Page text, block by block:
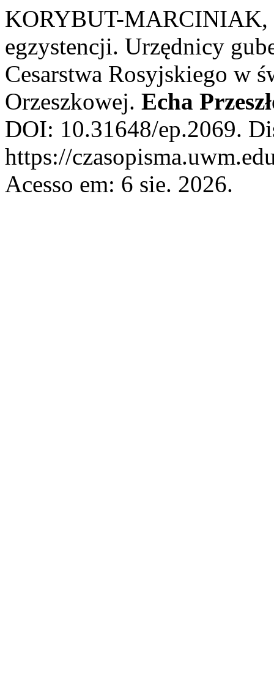
KORYBUT-MARCINIAK,
egzystencji. Urzędnicy
Cesarstwa Rosyjskiego w
Orzeszkowej. Echa
DOI: 10.31648/ep.2069.
https://
Acesso em: 6 sie. 2026.